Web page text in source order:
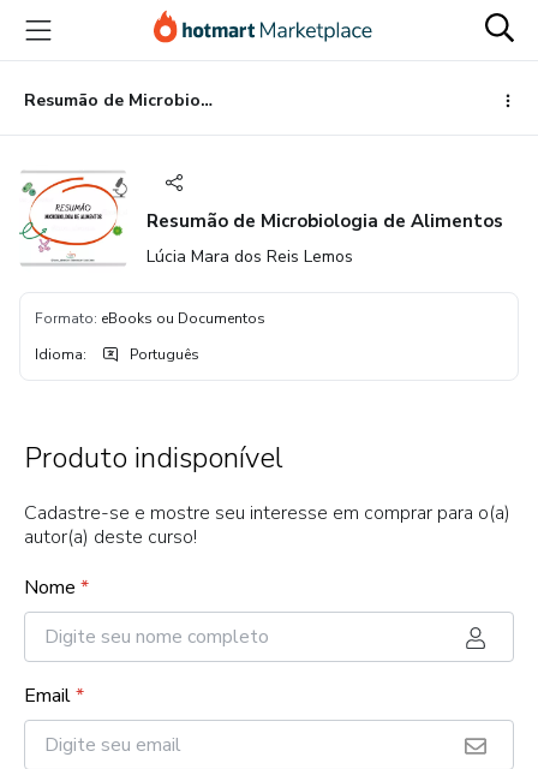
para
conteúdo
principal
para
pagamento
para
rodapé
Resumão de Microbiologia de Alimentos
Resumão de Microbiologia de Alimentos
Lúcia Mara dos Reis Lemos
Formato: eBooks ou Documentos
Idioma: Português
Produto indisponível
Cadastre-se e mostre seu interesse em comprar para o(a)
autor(a) deste curso!
Nome *
Email*